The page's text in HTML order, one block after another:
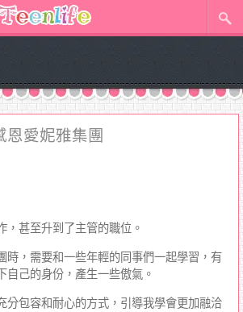
恩愛妮雅集團
，甚至升到了主管的職位。
時，需要和一些年輕的同事們一起學習，有
自己的身份，產生一些傲氣。
分包容和耐心的方式，引導我學會更加融洽